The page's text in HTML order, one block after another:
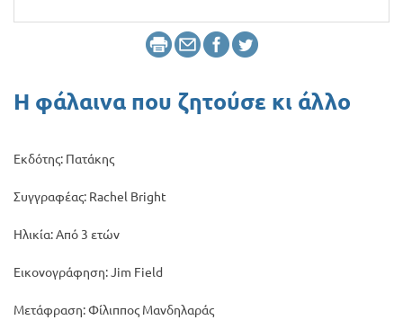
Η φάλαινα που ζητούσε κι άλλο
Εκδότης: Πατάκης
Συγγραφέας: Rachel Bright
Ηλικία: Από 3 ετών
Εικονογράφηση: Jim Field
Μετάφραση: Φίλιππος Μανδηλαράς